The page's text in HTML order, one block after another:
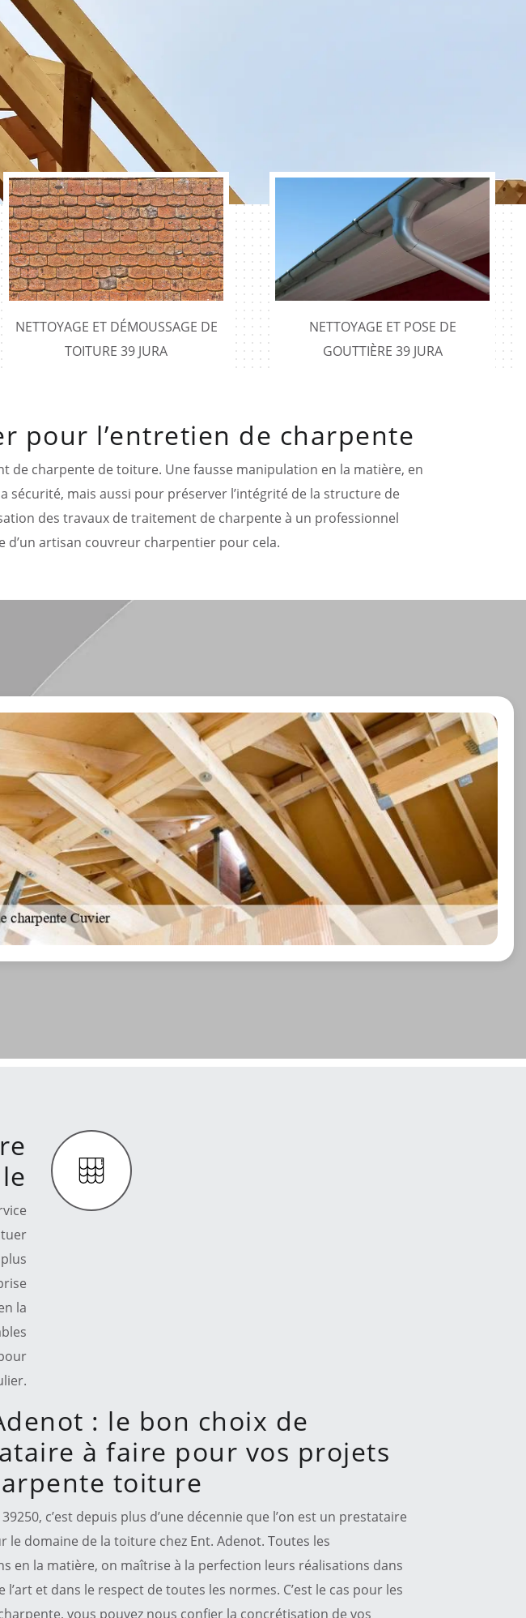
NETTOYAGE ET DÉMOUSSAGE DE
TOITURE 39 JURA
NETTOYAGE ET POSE DE
GOUTTIÈRE 39 JURA
pour l’entretien de charpente
de charpente de toiture. Une fausse manipulation en la matière, en
mais aussi pour préserver l’intégrité de la structure de
des travaux de traitement de charpente à un professionnel
d’un artisan couvreur charpentier pour cela.
la
: le bon choix de
à faire pour vos projets
toiture
39250, c’est depuis plus d’une décennie que l’on est un prestataire
le domaine de la toiture chez Ent. Adenot. Toutes les
en la matière, on maîtrise à la perfection leurs réalisations dans
l’art et dans le respect de toutes les normes. C’est le cas pour les
vous pouvez nous confier la concrétisation de vos